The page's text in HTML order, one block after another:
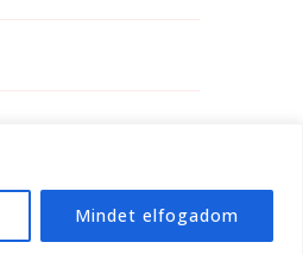
Mindet elfogadom